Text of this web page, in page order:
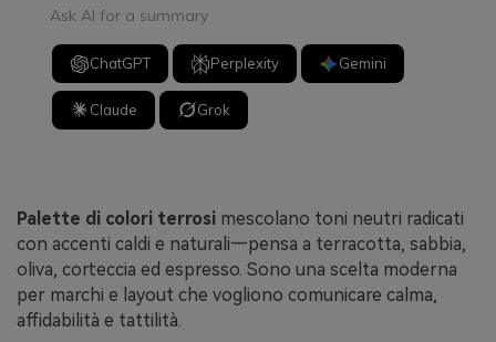
Ask AI for a summary
ChatGPT Perplexity Gemini
Claude Grok
Palette di colori terrosi mescolano toni neutri radicati
con accenti caldi e naturali—pensa a terracotta, sabbia,
oliva, corteccia ed espresso. Sono una scelta moderna
per marchi e layout che vogliono comunicare calma,
affidabilità e tattilità.